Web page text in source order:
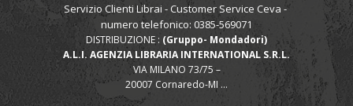
Servizio Clienti Librai - Customer Service Ceva -
numero telefonico: 0385-569071
DISTRIBUZIONE : (Gruppo- Mondadori)
A.L.I. AGENZIA LIBRARIA INTERNATIONAL S.R.L.
VIA MILANO 73/75 –
20007 Cornaredo-MI ...